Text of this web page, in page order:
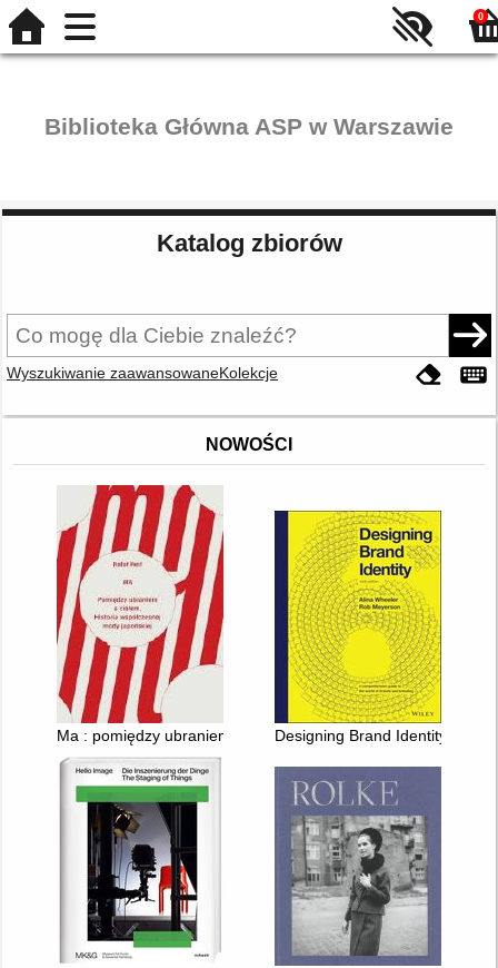
0
Biblioteka Główna ASP w Warszawie
Katalog zbiorów
Wyszukiwanie zaawansowaneKolekcje
NOWOŚCI
Ma : pomiędzy ubraniem a ciałem : historia współczesnej
Designing Brand Identity : A